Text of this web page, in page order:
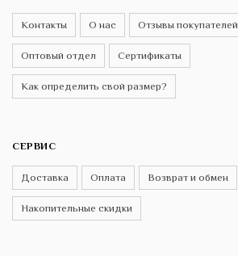
Контакты О нас Отзывы покупателей
Оптовый отдел Сертификаты
Как определить свой размер?
СЕРВИС
Доставка Оплата Возврат и обмен
Накопительные скидки